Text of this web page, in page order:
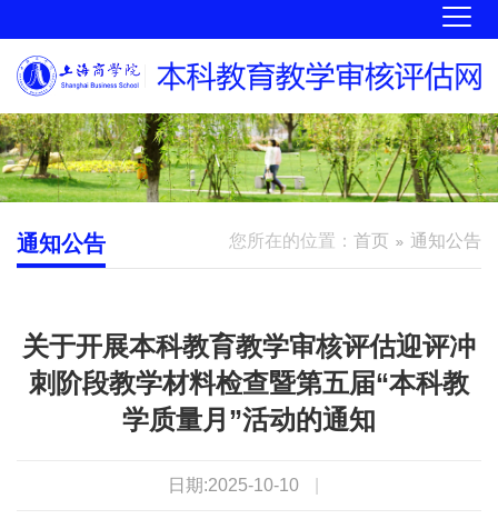
您所在的位置： 首页 通知公告
通知公告
关于开展本科教育教学审核评估迎评冲
刺阶段教学材料检查暨第五届“本科教
学质量月”活动的通知
日期:2025-10-10